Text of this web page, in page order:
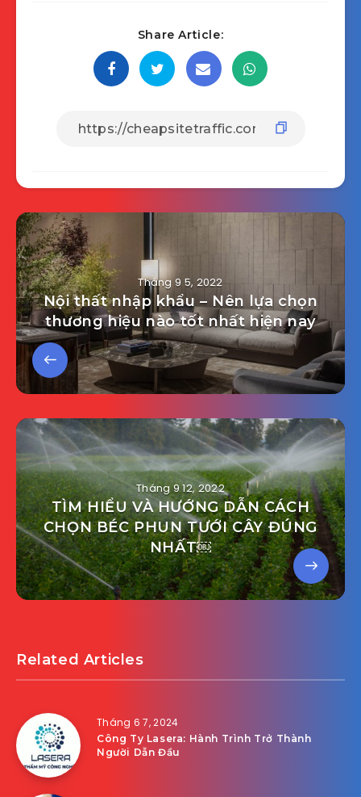
Share Article:
Tháng 9 5, 2022
Nội thất nhập khẩu – Nên lựa chọn
thương hiệu nào tốt nhất hiện nay
Tháng 9 12, 2022
TÌM HIỂU VÀ HƯỚNG DẪN CÁCH
CHỌN BÉC PHUN TƯỚI CÂY ĐÚNG
NHẤT￼
Related Articles
Tháng 6 7, 2024
Công Ty Lasera: Hành Trình Trở Thành
Người Dẫn Đầu